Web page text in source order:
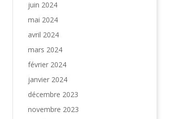
juin 2024
mai 2024
avril 2024
mars 2024
février 2024
janvier 2024
décembre 2023
novembre 2023